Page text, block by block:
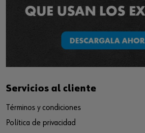
Servicios al cliente
Términos y condiciones
Política de privacidad